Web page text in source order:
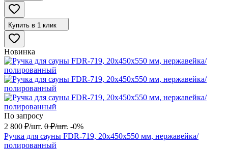
Купить в 1 клик
Новинка
По запросу
2 800 ₽/шт. 0 ₽/шт. -0%
Ручка для сауны FDR-719, 20х450х550 мм, нержавейка/
полированный